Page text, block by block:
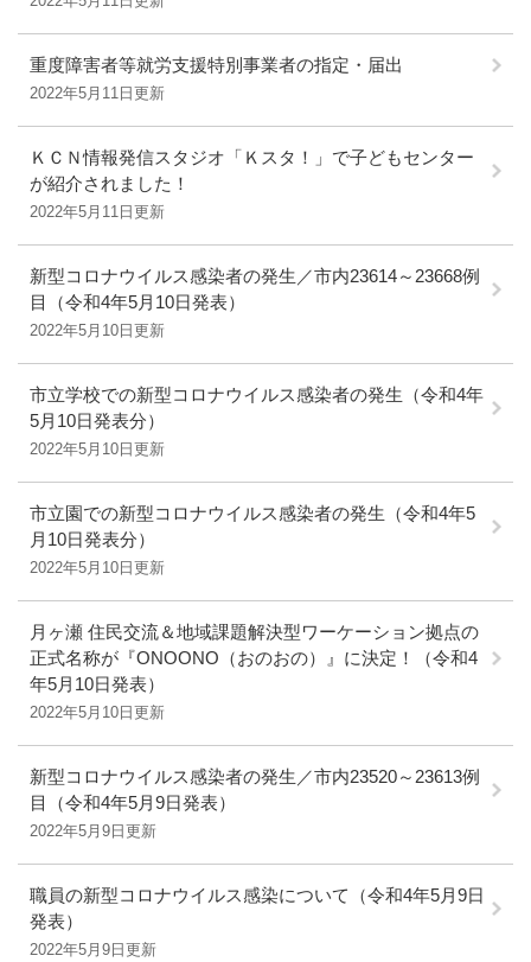
重度障害者等就労支援特別事業者の指定・届出
2022年5月11日更新
ＫＣＮ情報発信スタジオ「Ｋスタ！」で子どもセンター
が紹介されました！
2022年5月11日更新
新型コロナウイルス感染者の発生／市内23614～23668例
目（令和4年5月10日発表）
2022年5月10日更新
市立学校での新型コロナウイルス感染者の発生（令和4年
5月10日発表分）
2022年5月10日更新
市立園での新型コロナウイルス感染者の発生（令和4年5
月10日発表分）
2022年5月10日更新
月ヶ瀬 住民交流＆地域課題解決型ワーケーション拠点の
正式名称が『ONOONO（おのおの）』に決定！（令和4
年5月10日発表）
2022年5月10日更新
新型コロナウイルス感染者の発生／市内23520～23613例
目（令和4年5月9日発表）
2022年5月9日更新
職員の新型コロナウイルス感染について（令和4年5月9日
発表）
2022年5月9日更新